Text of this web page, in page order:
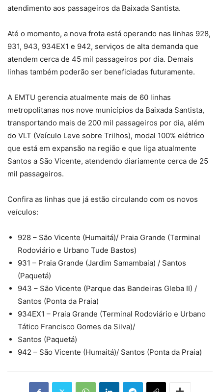
atendimento aos passageiros da Baixada Santista.
Até o momento, a nova frota está operando nas linhas 928,
931, 943, 934EX1 e 942, serviços de alta demanda que
atendem cerca de 45 mil passageiros por dia. Demais
linhas também poderão ser beneficiadas futuramente.
A EMTU gerencia atualmente mais de 60 linhas
metropolitanas nos nove municípios da Baixada Santista,
transportando mais de 200 mil passageiros por dia, além
do VLT (Veículo Leve sobre Trilhos), modal 100% elétrico
que está em expansão na região e que liga atualmente
Santos a São Vicente, atendendo diariamente cerca de 25
mil passageiros.
Confira as linhas que já estão circulando com os novos
veículos:
928 – São Vicente (Humaitá)/ Praia Grande (Terminal
Rodoviário e Urbano Tude Bastos)
931 – Praia Grande (Jardim Samambaia) / Santos
(Paquetá)
943 – São Vicente (Parque das Bandeiras Gleba II) /
Santos (Ponta da Praia)
934EX1 – Praia Grande (Terminal Rodoviário e Urbano
Tático Francisco Gomes da Silva)/
Santos (Paquetá)
942 – São Vicente (Humaitá)/ Santos (Ponta da Praia)